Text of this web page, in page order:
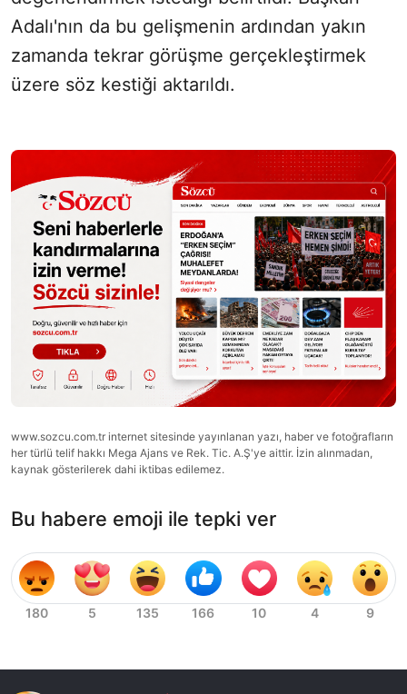
Adalı'nın da bu gelişmenin ardından yakın
zamanda tekrar görüşme gerçekleştirmek
üzere söz kestiği aktarıldı.
www.sozcu.com.tr internet sitesinde yayınlanan yazı, haber ve fotoğrafların
her türlü telif hakkı Mega Ajans ve Rek. Tic. A.Ş'ye aittir. İzin alınmadan,
kaynak gösterilerek dahi iktibas edilemez.
Bu habere emoji ile tepki ver